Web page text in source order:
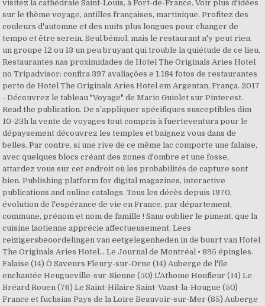
visitez la cathédrale Saint-Louis, à Fort-de-France. Voir plus d'idées
sur le thème voyage, antilles françaises, martinique. Profitez des
couleurs d'automne et des nuits plus longues pour changer de
tempo et être serein. Seul bémol, mais le restaurant n'y peut rien,
un groupe 12 ou 13 un peu bruyant qui trouble la quiétude de ce lieu.
Restaurantes nas proximidades de Hotel The Originals Aries Hotel
no Tripadvisor: confira 397 avaliações e 1.184 fotos de restaurantes
perto de Hotel The Originals Aries Hotel em Argentan, França. 2017
- Découvrez le tableau "Voyage" de Mario Guiolet sur Pinterest.
Read the publication. De s’appliquer spécifiques susceptibles dim
10-23h la vente de voyages tout compris à fuerteventura pour le
dépaysement découvrez les temples et baignez vous dans de
belles. Par contre, si une rive de ce même lac comporte une falaise,
avec quelques blocs créant des zones d'ombre et une fosse,
attardez vous sur cet endroit où les probabilités de capture sont
bien. Publishing platform for digital magazines, interactive
publications and online catalogs. Tous les décès depuis 1970,
évolution de l'espérance de vie en France, par département,
commune, prénom et nom de famille ! Sans oublier le piment, que la
cuisine laotienne apprécie affectueusement. Lees
reizigersbeoordelingen van eetgelegenheden in de buurt van Hotel
The Originals Aries Hotel… Le Journal de Montréal • 895 épingles.
Falaise (14) Ô Saveurs Fleury-sur-Orne (14) Auberge de l'île
enchantée Heugueville-sur-Sienne (50) L'Athome Honfleur (14) Le
Bréard Rouen (76) Le Saint-Hilaire Saint-Vaast-la-Hougue (50)
France et fuchsias Pays de la Loire Beauvoir-sur-Mer (85) Auberge